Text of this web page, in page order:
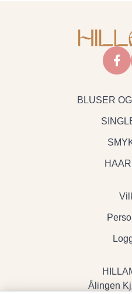
BLUSER
Ålingen